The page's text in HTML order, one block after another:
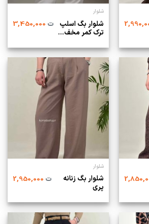
شلوار
شلوار بگ اسلپ
ترک کمر مخف...
ت3,450,000
شلوار
شلوار بگ زنانه
پری
ت2,950,000